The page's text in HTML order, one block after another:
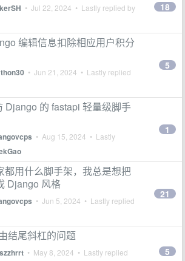
• Jul 22, 2024 • Lastly replied by 18
编辑信息扣除相应用户积分
• Jun 21, 2024 • Lastly replied
5
Django 的 fastapi 轻量级脚手
• Aug 15, 2024 • Lastly
1
都用什么脚手架，我总是想把
Django 风格
• Jun 5, 2024 • Lastly replied
21
结尾斜杠的问题
• May 8, 2024 • Lastly replied
5